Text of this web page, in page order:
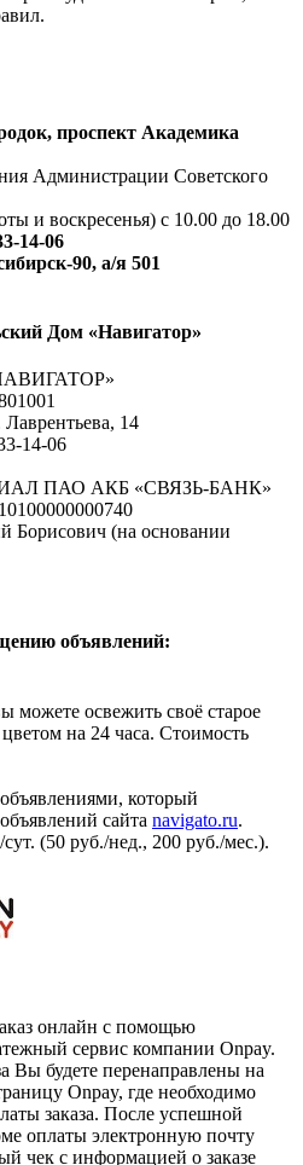
проспект Академика
Администрации Советского
и воскресенья) с 10.00 до 18.00
14-06
90, а/я 501
Дом «Навигатор»
14
14-06
ПАО АКБ «СВЯЗЬ-БАНК»
Борисович (на основании
объявлений:
можете освежить своё старое
на 24 часа. Стоимость
который
сайта navigato.ru.
(50 руб./нед., 200 руб./мес.).
онлайн с помощью
сервис компании Onpay.
Вы будете перенаправлены на
Onpay, где необходимо
заказа. После успешной
оплаты электронную почту
чек с информацией о заказе